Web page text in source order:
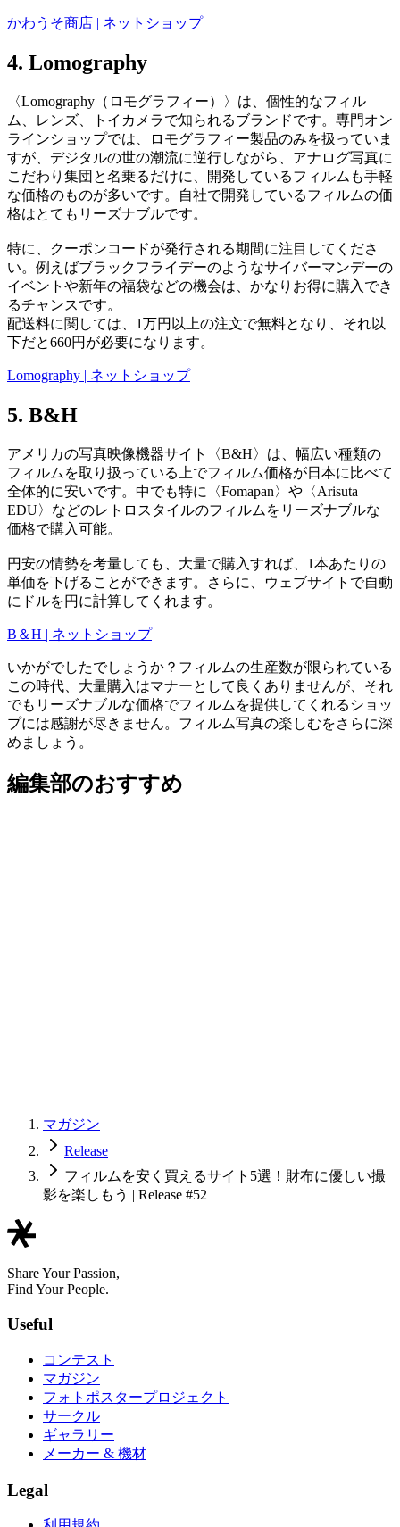
かわうそ商店 | ネットショップ
4. Lomography
〈Lomography（ロモグラフィー）〉は、個性的なフィル
ム、レンズ、トイカメラで知られるブランドです。専門オン
ラインショップでは、ロモグラフィー製品のみを扱っていま
すが、デジタルの世の潮流に逆行しながら、アナログ写真に
こだわり集団と名乗るだけに、開発しているフィルムも手軽
な価格のものが多いです。自社で開発しているフィルムの価
格はとてもリーズナブルです。
特に、クーポンコードが発行される期間に注目してくださ
い。例えばブラックフライデーのようなサイバーマンデーの
イベントや新年の福袋などの機会は、かなりお得に購入でき
るチャンスです。
配送料に関しては、1万円以上の注文で無料となり、それ以
下だと660円が必要になります。
Lomography | ネットショップ
5. B&H
アメリカの写真映像機器サイト〈B&H〉は、幅広い種類の
フィルムを取り扱っている上でフィルム価格が日本に比べて
全体的に安いです。中でも特に〈Fomapan〉や〈Arisuta
EDU〉などのレトロスタイルのフィルムをリーズナブルな
価格で購入可能。
円安の情勢を考量しても、大量で購入すれば、1本あたりの
単価を下げることができます。さらに、ウェブサイトで自動
にドルを円に計算してくれます。
B＆H | ネットショップ
いかがでしたでしょうか？フィルムの生産数が限られている
この時代、大量購入はマナーとして良くありませんが、それ
でもリーズナブルな価格でフィルムを提供してくれるショッ
プには感謝が尽きません。フィルム写真の楽しむをさらに深
めましょう。
編集部のおすすめ
マガジン
Release
フィルムを安く買えるサイト5選！財布に優しい撮
影を楽しもう | Release #52
Share Your Passion,
Find Your People.
Useful
コンテスト
マガジン
フォトポスタープロジェクト
サークル
ギャラリー
メーカー & 機材
Legal